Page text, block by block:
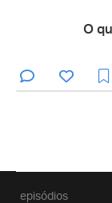
O
episódios